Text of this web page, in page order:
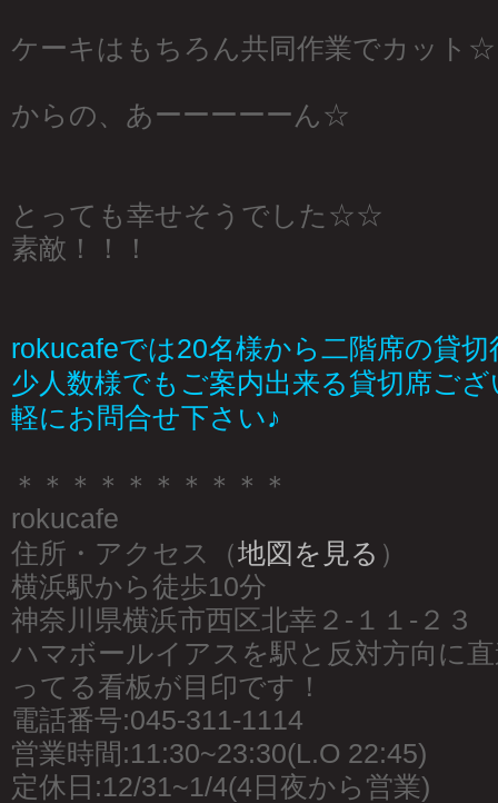
ケーキはもちろん共同作業でカット☆
からの、あーーーーーん☆
とっても幸せそうでした☆☆
素敵！！！
rokucafeでは20名様から二階席の貸
少人数様でもご案内出来る貸切席ご
軽にお問合せ下さい♪
＊＊＊＊＊＊＊＊＊＊
rokucafe
住所・アクセス（地図を見る ）
横浜駅から徒歩10分
神奈川県横浜市西区北幸２-１１-２３
ハマボールイアスを駅と反対方向に
ってる看板が目印です！
電話番号:045-311-1114
営業時間:11:30~23:30(L.O 22:45)
定休日:12/31~1/4(4日夜から営業)